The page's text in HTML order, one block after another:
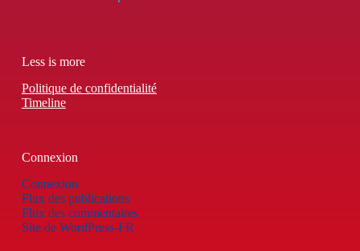
Less is more
Politique de confidentialité
Timeline
Connexion
Connexion
Flux des publications
Flux des commentaires
Site de WordPress-FR